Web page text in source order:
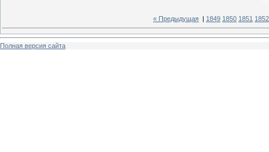
« Предыдущая 1849 1850 1851 1852
Полная версия сайта